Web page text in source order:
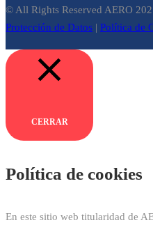
© All Rights Reserved AERO
Protección de Datos | Política de
CERRAR
Política de cookies
En este sitio web titularidad de